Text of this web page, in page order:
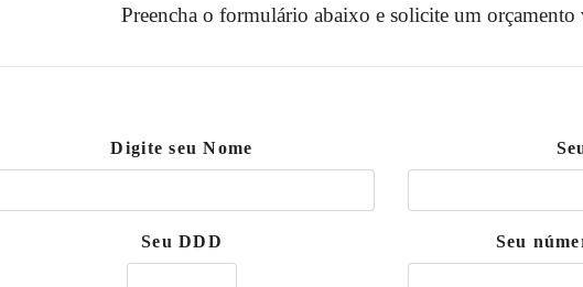
Preencha o formulário abaixo e solicite um orçamento
Digite seu Nome
Seu DDD Seu